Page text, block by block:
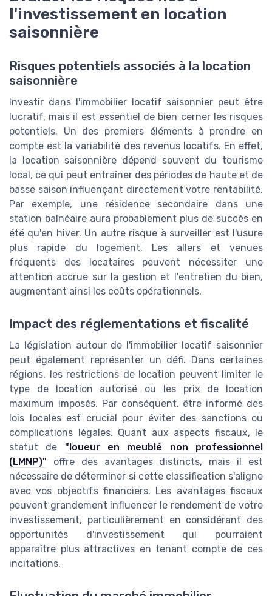
l'investissement en location
saisonnière
Risques potentiels associés à la location
saisonnière
Investir dans l'immobilier locatif saisonnier peut être
lucratif, mais il est essentiel de bien cerner les risques
potentiels. Un des premiers éléments à prendre en
compte est la variabilité des revenus locatifs. En effet,
la location saisonnière dépend souvent du tourisme
local, ce qui peut entraîner des périodes de haute et de
basse saison influençant directement votre rentabilité.
Par exemple, une résidence secondaire dans une
station balnéaire aura probablement plus de succès en
été qu'en hiver. Un autre risque à surveiller est l'usure
plus rapide du logement. Les allers et venues
fréquents des locataires peuvent nécessiter une
attention accrue sur la gestion et l'entretien du bien,
augmentant ainsi les coûts opérationnels.
Impact des réglementations et fiscalité
La législation autour de l'immobilier locatif saisonnier
peut également représenter un défi. Dans certaines
régions, les restrictions de location peuvent limiter le
type de location autorisé ou les prix de location
maximum imposés. Par conséquent, être informé des
lois locales est crucial pour éviter des sanctions ou
complications légales. Quant aux aspects fiscaux, le
statut de "loueur en meublé non professionnel
(LMNP)" offre des avantages distincts, mais il est
nécessaire de déterminer si cette classification s'aligne
avec vos objectifs financiers. Les avantages fiscaux
peuvent grandement influencer le rendement de votre
investissement, particulièrement en considérant des
opportunités d'investissement qui pourraient
apparaître plus attractives en tenant compte de ces
incitations.